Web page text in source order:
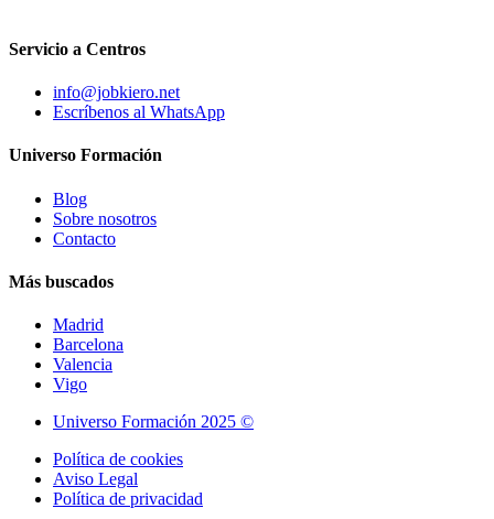
Servicio a Centros
info@jobkiero.net
Escríbenos al WhatsApp
Universo Formación
Blog
Sobre nosotros
Contacto
Más buscados
Madrid
Barcelona
Valencia
Vigo
Universo Formación 2025 ©
Política de cookies
Aviso Legal
Política de privacidad